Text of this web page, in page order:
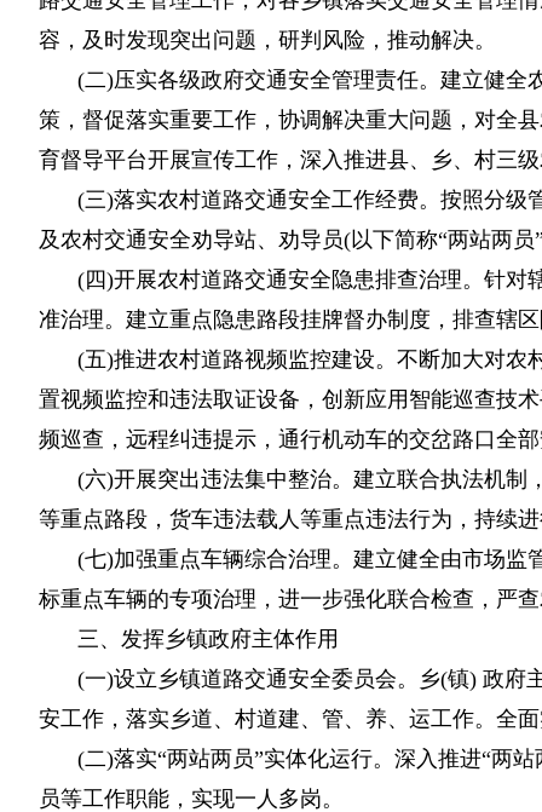
容，及时发现突出问题，研判风险，推动解决。
(二)压实各级政府交通安全管理责任。建立健
策，督促落实重要工作，协调解决重大问题，对全
育督导平台开展宣传工作，深入推进县、乡、村三
(三)落实农村道路交通安全工作经费。按照分
及农村交通安全劝导站、劝导员(以下简称“两站两
(四)开展农村道路交通安全隐患排查治理。针
准治理。建立重点隐患路段挂牌督办制度，排查辖
(五)推进农村道路视频监控建设。不断加大对
置视频监控和违法取证设备，创新应用智能巡查技
频巡查，远程纠违提示，通行机动车的交岔路口全
(六)开展突出违法集中整治。建立联合执法机制
等重点路段，货车违法载人等重点违法行为，持续
(七)加强重点车辆综合治理。建立健全由市场
标重点车辆的专项治理，进一步强化联合检查，严
三、发挥乡镇政府主体作用
(一)设立乡镇道路交通安全委员会。乡(镇) 政府
安工作，落实乡道、村道建、管、养、运工作。全
(二)落实“两站两员”实体化运行。深入推进“两
员等工作职能，实现一人多岗。